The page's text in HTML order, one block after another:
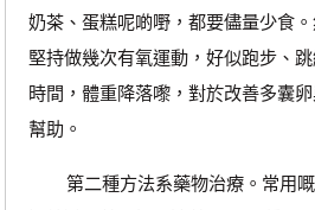
奶茶、蛋糕呢啲嘢，都要儘量少食
堅持做幾次有氧運動，好似跑步、
時間，體重降落嚟，對於改善多囊
幫助。
第二種方法系藥物治療。常用嘅